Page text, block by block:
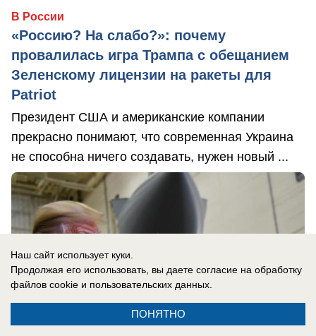
В России
«Россию? На слабо?»: почему
провалилась игра Трампа с обещанием
Зеленскому лицензии на ракеты для
Patriot
Президент США и американские компании
прекрасно понимают, что современная Украина
не способна ничего создавать, нужен новый ...
Наш сайт использует куки.
Продолжая его использовать, вы даете согласие на обработку
файлов cookie и пользовательских данных.
ПОНЯТНО